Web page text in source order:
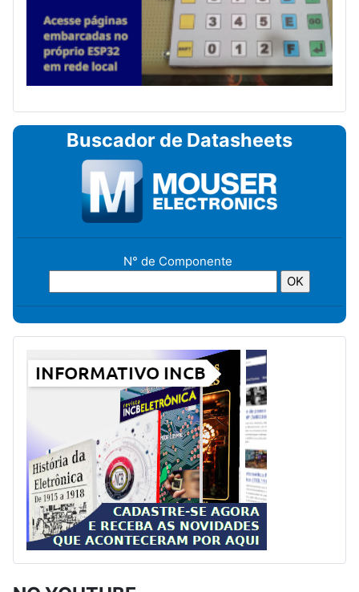
Buscador de Datasheets
N° de Componente